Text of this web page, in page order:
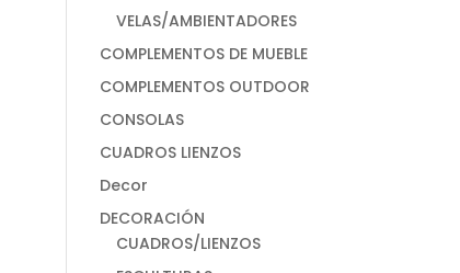
VELAS/AMBIENTADORES
COMPLEMENTOS DE MUEBLE
COMPLEMENTOS OUTDOOR
CONSOLAS
CUADROS LIENZOS
Decor
DECORACIÓN
CUADROS/LIENZOS